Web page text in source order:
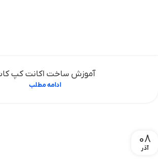
آموزش ساخت اکانت کپ
ادامه مطلب
08
آذر